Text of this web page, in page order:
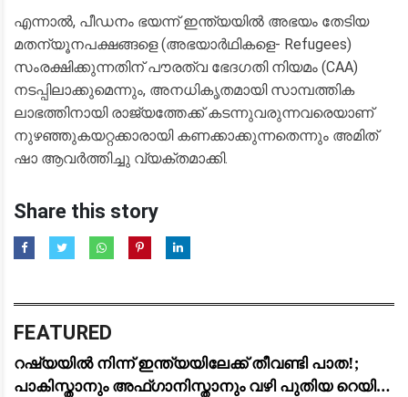
​എന്നാൽ, പീഡനം ഭയന്ന് ഇന്ത്യയിൽ അഭയം തേടിയ
മതന്യൂനപക്ഷങ്ങളെ (അഭയാർഥികളെ- Refugees)
സംരക്ഷിക്കുന്നതിന് പൗരത്വ ഭേദഗതി നിയമം (CAA)
നടപ്പിലാക്കുമെന്നും, അനധികൃതമായി സാമ്പത്തിക
ലാഭത്തിനായി രാജ്യത്തേക്ക് കടന്നുവരുന്നവരെയാണ്
നുഴഞ്ഞുകയറ്റക്കാരായി കണക്കാക്കുന്നതെന്നും അമിത്
ഷാ ആവർത്തിച്ചു വ്യക്തമാക്കി.
Share this story
FEATURED
റഷ്യയിൽ നിന്ന് ഇന്ത്യയിലേക്ക് തീവണ്ടി പാത!;
പാകിസ്താനും അഫ്ഗാനിസ്താനും വഴി പുതിയ റെയിൽ